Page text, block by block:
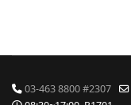
03-463 8800 #2307